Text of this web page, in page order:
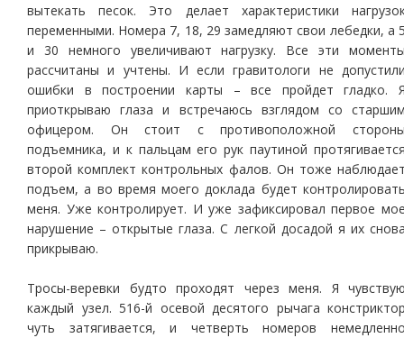
вытекать песок. Это делает характеристики
переменными. Номера 7, 18, 29 замедляют свои лебедки, а
и 30 немного увеличивают нагрузку. Все эти
рассчитаны и учтены. И если гравитологи не
ошибки в построении карты – все пройдет гладко.
приоткрываю глаза и встречаюсь взглядом со
офицером. Он стоит с противоположной
подъемника, и к пальцам его рук паутиной
второй комплект контрольных фалов. Он тоже
подъем, а во время моего доклада будет
меня. Уже контролирует. И уже зафиксировал первое
нарушение – открытые глаза. С легкой досадой я их
прикрываю.
Тросы-веревки будто проходят через меня. Я
каждый узел. 516-й осевой десятого рычага
чуть затягивается, и четверть номеров